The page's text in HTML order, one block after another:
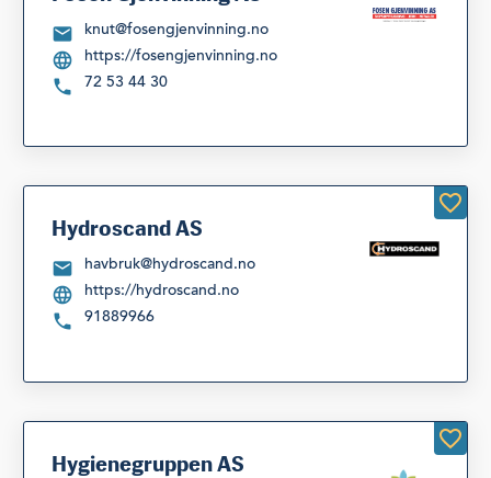
knut@fosengjenvinning.no
https://fosengjenvinning.no
72 53 44 30
Hydroscand AS
havbruk@hydroscand.no
https://hydroscand.no
91889966
Hygienegruppen AS